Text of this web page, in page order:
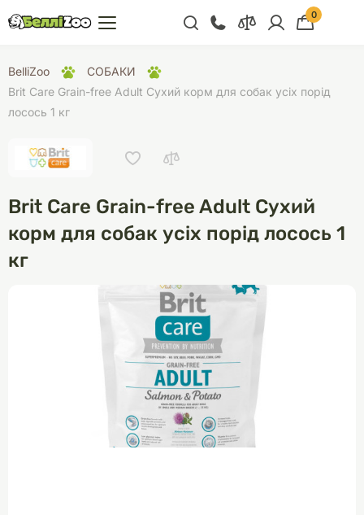
+38 (068) 300 91 91
Відділ продажу
+38 (068) 479 28
0
BelliZoo
СОБАКИ
Brit Care Grain-free Adult Сухий корм для собак усіх порід
лосось 1 кг
Brit Care Grain-free Adult Сухий
корм для собак усіх порід лосось 1
кг